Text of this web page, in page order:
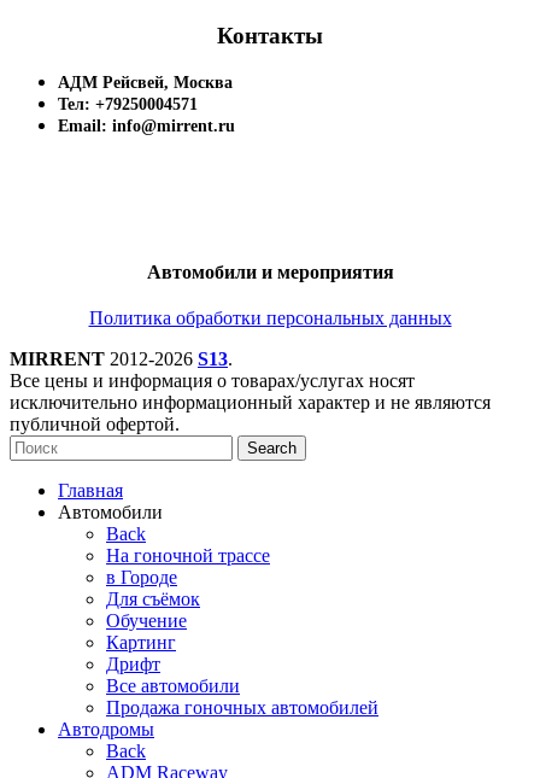
Контакты
АДМ Рейсвей, Москва
Тел: +79250004571
Email: info@mirrent.ru
Автомобили и мероприятия
Политика обработки персональных данных
MIRRENT 2012-2026 S13.
Все цены и информация о товарах/услугах носят
исключительно информационный характер и не являются
публичной офертой.
Search
Главная
Автомобили
Back
На гоночной трассе
в Городе
Для съёмок
Обучение
Картинг
Дрифт
Все автомобили
Продажа гоночных автомобилей
Автодромы
Back
ADM Raceway